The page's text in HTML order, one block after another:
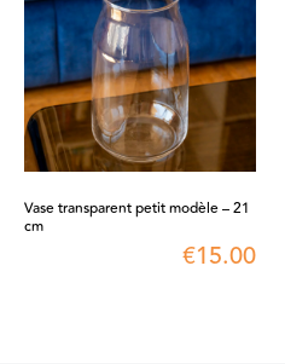
Vase transparent petit modèle – 21
cm
€15.00